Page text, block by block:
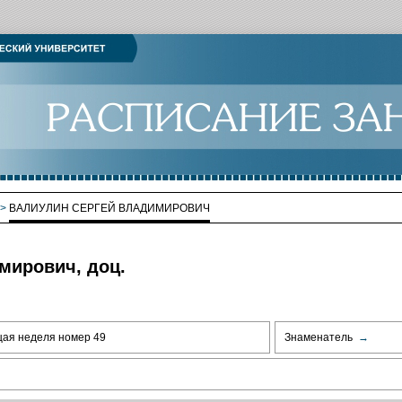
ВАЛИУЛИН СЕРГЕЙ ВЛАДИМИРОВИЧ
доц.
неделя номер 49 Знаменатель →